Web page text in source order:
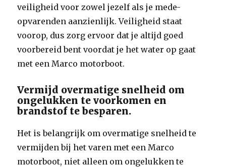
veiligheid voor zowel jezelf als je mede-
opvarenden aanzienlijk. Veiligheid staat
voorop, dus zorg ervoor dat je altijd goed
voorbereid bent voordat je het water op gaat
met een Marco motorboot.
Vermijd overmatige snelheid om
ongelukken te voorkomen en
brandstof te besparen.
Het is belangrijk om overmatige snelheid te
vermijden bij het varen met een Marco
motorboot, niet alleen om ongelukken te